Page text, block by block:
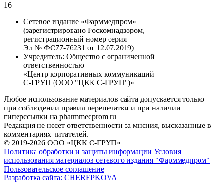
16
Сетевое издание «Фарммедпром»
(зарегистрировано Роскомнадзором,
регистрационный номер серия
Эл № ФС77-76231 от 12.07.2019)
Учредитель: Общество с ограниченной
ответственностью
«Центр корпоративных коммуникаций
С-ГРУП (ООО "ЦКК С-ГРУП")»
Любое использование материалов сайта допускается только
при соблюдении правил перепечатки и при наличии
гиперссылки на pharmmedprom.ru
Редакция не несет ответственности за мнения, высказанные в
комментариях читателей.
© 2019-2026 ООО «ЦКК С-ГРУП»
Политика обработки и защиты информации Условия
использования материалов сетевого издания "Фарммедпром"
Пользовательское соглашение
Разработка сайта: CHEREPKOVA